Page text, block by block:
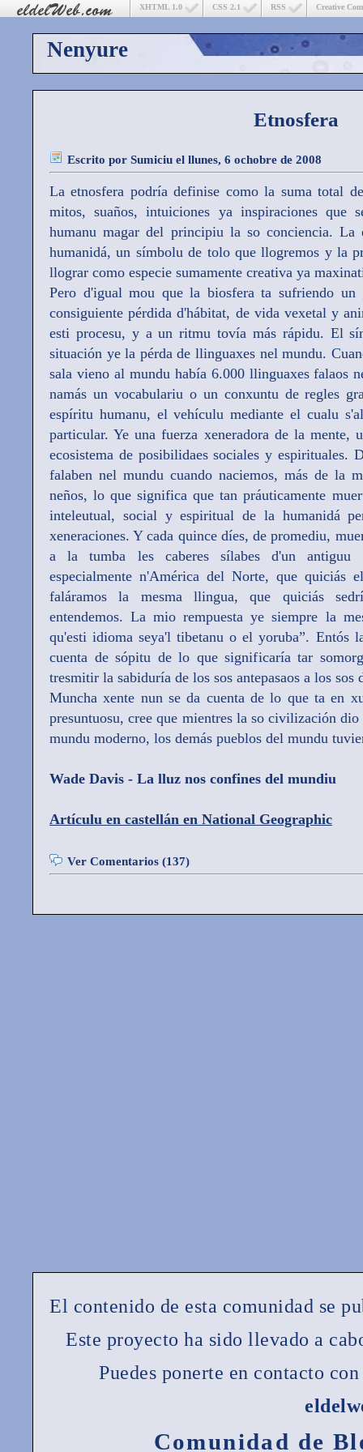
Creative
RSS
CSS 2.1
XHTML 1.0
Nenyure
Etnosfera
Escrito por Sumiciu el llunes, 6 ochobre de 2008
La etnosfera podría definise como la suma total
mitos, suaños, intuiciones ya inspiraciones que
humanu magar del principiu la so conciencia. La
humanidá, un símbolu de tolo que llogremos y la
llograr como especie sumamente creativa ya
Pero d'igual mou que la biosfera ta sufriendo un
consiguiente pérdida d'hábitat, de vida vexetal y
esti procesu, y a un ritmu tovía más rápidu. El
situación ye la pérda de llinguaxes nel mundu.
sala vieno al mundu había 6.000 llinguaxes falaos
namás un vocabulariu o un conxuntu de regles
espíritu humanu, el vehículu mediante el cualu
particular. Ye una fuerza xeneradora de la mente,
ecosistema de posibilidaes sociales y espirituales.
falaben nel mundu cuando naciemos, más de la
neños, lo que significa que tan práuticamente
inteleutual, social y espiritual de la humanidá
xeneraciones. Y cada quince díes, de promediu,
a la tumba les caberes sílabes d'un antiguu
especialmente n'América del Norte, que quiciás
faláramos la mesma llingua, que quiciás
entendemos. La mio rempuesta ye siempre la
qu'esti idioma seya'l tibetanu o el yoruba”. Entós
cuenta de sópitu de lo que significaría tar
tresmitir la sabiduría de los sos antepasaos a los sos
Muncha xente nun se da cuenta de lo que ta en
presuntuosu, cree que mientres la so civilización
mundu moderno, los demás pueblos del mundu
Wade Davis - La lluz nos confines del mundiu
Artículu en castellán en National Geographic
Ver Comentarios (137)
El contenido de esta comunidad se
Este proyecto ha sido llevado a
Puedes ponerte en contacto
Comunidad de